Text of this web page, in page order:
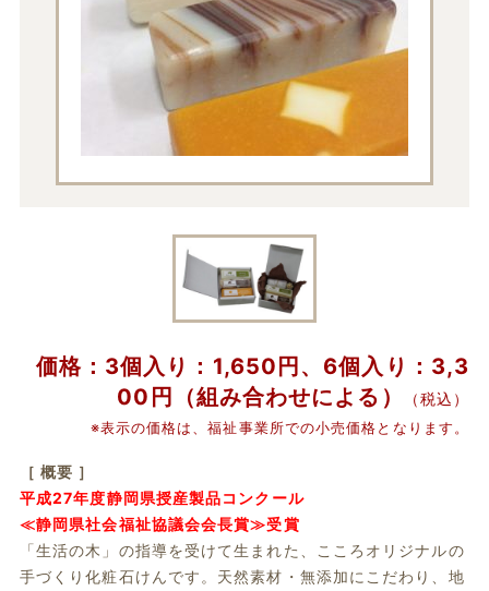
価格：3個入り：1,650円、6個入り：3,3
00円（組み合わせによる）
（税込）
※表示の価格は、福祉事業所での小売価格となります。
［ 概要 ］
平成27年度静岡県授産製品コンクール
≪静岡県社会福祉協議会会長賞≫受賞
「生活の木」の指導を受けて生まれた、こころオリジナルの
手づくり化粧石けんです。天然素材・無添加にこだわり、地